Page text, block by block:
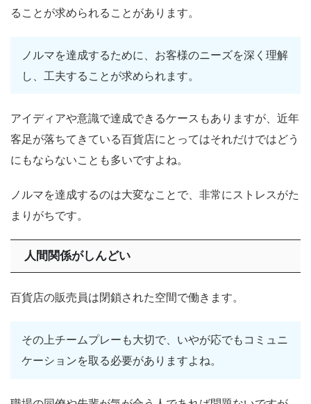
ることが求められることがあります。
ノルマを達成するために、お客様のニーズを深く理解
し、工夫することが求められます。
アイディアや意識で達成できるケースもありますが、近年
客足が落ちてきている百貨店にとってはそれだけではどう
にもならないことも多いですよね。
ノルマを達成するのは大変なことで、非常にストレスがた
まりがちです。
人間関係がしんどい
百貨店の販売員は閉鎖された空間で働きます。
その上チームプレーも大切で、いやが応でもコミュニ
ケーションを取る必要がありますよね。